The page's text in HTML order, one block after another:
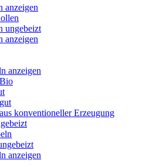
anzeigen
ungebeizt
anzeigen
anzeigen
konventioneller Erzeugung
anzeigen